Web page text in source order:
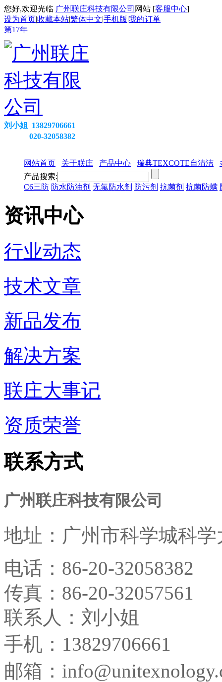
您好,欢迎光临 广州联庄科技有限公司 网站 [客服中心]
设为首页|收藏本站|繁体中文|手机版|我的订单
第17年
刘小姐 13829706661
020-32058382
网站首页 关于联庄 产品中心 瑞典TEXCOTE自清洁
产品搜索:
C6三防 防水防油剂 无氟防水剂 防污剂 抗菌剂 抗菌防螨
资讯中心
行业动态
技术文章
新品发布
解决方案
联庄大事记
资质荣誉
联系方式
广州联庄科技有限公司
地址： 广州市科学城科
电话： 86-20-32058382
传真： 86-20-32057561
联系人：刘小姐
手机：13829706661
邮箱：